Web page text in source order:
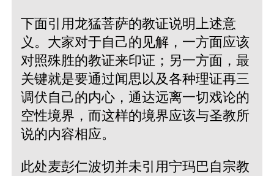
下面引用龙猛菩萨的教证说明上述意
义。大家对于自己的见解，一方面应该
对照殊胜的教证来印证；另一方面，最
关键就是要通过闻思以及各种理证再三
调伏自己的内心，通达远离一切戏论的
空性境界，而这样的境界应该与圣教所
说的内容相应。
此处麦彭仁波切并未引用宁玛巴自宗教